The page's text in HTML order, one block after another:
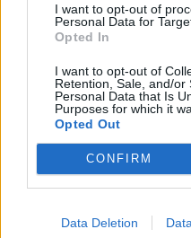
I want to opt-out of
Personal Data for
Opted In
I want to opt-out of
Retention, Sale, and/or
Personal Data that Is
Purposes for which it
Opted Out
CONFIRM
Data Deletion
Metodologia della ricerca
È stato condotto un